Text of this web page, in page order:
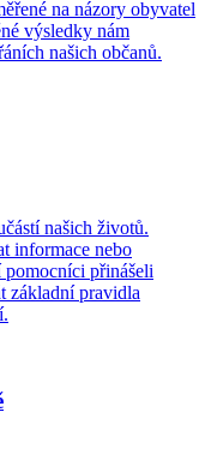
na názory obyvatel
výsledky nám
našich občanů.
našich životů.
informace nebo
přinášeli
základní pravidla